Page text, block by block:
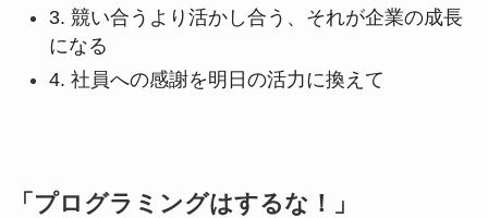
3. 競い合うより活かし合う、それが企業の成長
になる
4. 社員への感謝を明日の活力に換えて
「プログラミングはするな！」